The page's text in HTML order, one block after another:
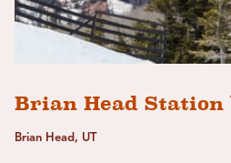
Brian Head Station
Brian Head, UT